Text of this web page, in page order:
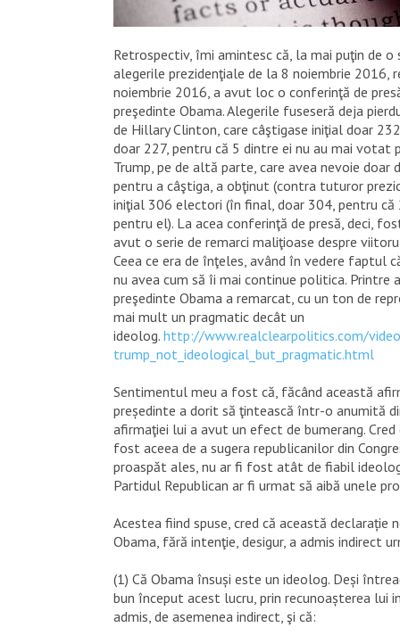
Retrospectiv, îmi amintesc că, la mai puţin de o
alegerile prezidenţiale de la 8 noiembrie 2016,
noiembrie 2016, a avut loc o conferinţă de
preşedinte Obama. Alegerile fuseseră deja
de Hillary Clinton, care câştigase iniţial doar
doar 227, pentru că 5 dintre ei nu au mai votat
Trump, pe de altă parte, care avea nevoie doar
pentru a câştiga, a obţinut (contra tuturor
iniţial 306 electori (în final, doar 304, pentru
pentru el). La acea conferinţă de presă, deci,
avut o serie de remarci maliţioase despre
Ceea ce era de înţeles, având în vedere faptul
nu avea cum să îi mai continue politica.
preşedinte Obama a remarcat, cu un ton de
mai mult un pragmatic decât un
ideolog. http://www.realclearpolitics.com/
trump_not_ideological_but_pragmatic.html
Sentimentul meu a fost că, făcând această
președinte a dorit să ţintească într-o anumită
afirmaţiei lui a avut un efect de bumerang.
fost aceea de a sugera republicanilor din
proaspăt ales, nu ar fi fost atât de fiabil
Partidul Republican ar fi urmat să aibă unele
Acestea fiind spuse, cred că această declarație
Obama, fără intenţie, desigur, a admis indirect
(1) Că Obama însuși este un ideolog. Deși
bun început acest lucru, prin recunoașterea lui
admis, de asemenea indirect, şi că: